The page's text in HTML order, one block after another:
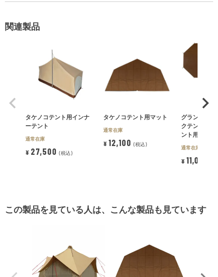
関連製品
タケノコテント用インナ
ーテント
通常在庫
¥ 27,500 税込
タケノコテント用マット
通常在庫
¥ 12,100 税込
グランドシ
クテント用
ント用）
通常在庫
¥ 11,000
この製品を見ている人は、こんな製品も見ています